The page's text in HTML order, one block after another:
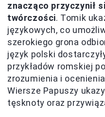
znacząco przyczynił
twórczości. Tomik
językowych, co
szerokiego grona
język polski
przykładów romskiej
zrozumienia i
Wiersze Papuszy
tęsknoty oraz